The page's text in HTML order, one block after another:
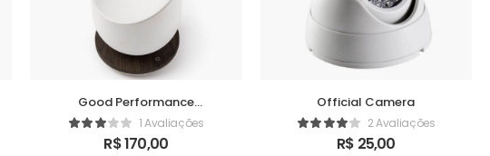
Good Performance
Humidifer1 Avaliações
R$170,00
Official Camera
2 Avaliações
R$ 25,00